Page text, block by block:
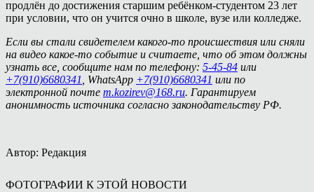
продлён до достижения старшим ребёнком-студентом 23 лет
при условии, что он учится очно в школе, вузе или колледже.
Если вы стали свидетелем какого-то происшествия или сняли
на видео какое-то событие и считаете, что об этом должны
узнать все, сообщите нам по телефону: 5-45-84 или
+7(910)6680341
, WhatsApp +7(910)6680341 или по
электронной почте m.kozirev@168.ru. Гарантируем
анонимность источника согласно законодательству РФ.
Автор: Редакция
ФОТОГРАФИИ К ЭТОЙ НОВОСТИ